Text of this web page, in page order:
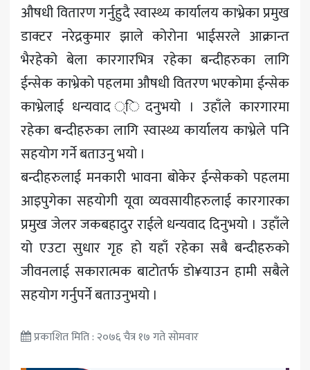
औषधी वितारण गर्नुहुदै स्वास्थ्य कार्यालय काभ्रेका प्रमुख
डाक्टर नरेद्रकुमार झाले कोरोना भाईसरले आक्रान्त
भैरहेको बेला कारगारभित्र रहेका बन्दीहरुका लागि
ईन्सेक काभ्रेको पहलमा औषधी वितरण भएकोमा ईन्सेक
काभ्रेलाई धन्यवाद ्िदनुभयो । उहाँले कारगारमा
रहेका बन्दीहरुका लागि स्वास्थ्य कार्यालय काभ्रेले पनि
सहयोग गर्ने बताउनु भयो ।
बन्दीहरुलाई मनकारी भावना बोकेर ईन्सेकको पहलमा
आइपुगेका सहयोगी यूवा व्यवसायीहरुलाई कारगारका
प्रमुख जेलर जकबहादुर राईले धन्यवाद दिनुभयो । उहाँले
यो एउटा सुधार गृह हो यहाँ रहेका सबै बन्दीहरुको
जीवनलाई सकारात्मक बाटोतर्फ डो¥याउन हामी सबैले
सहयोग गर्नुपर्ने बताउनुभयो ।
प्रकाशित मिति : २०७६ चैत्र १७ गते सोमवार